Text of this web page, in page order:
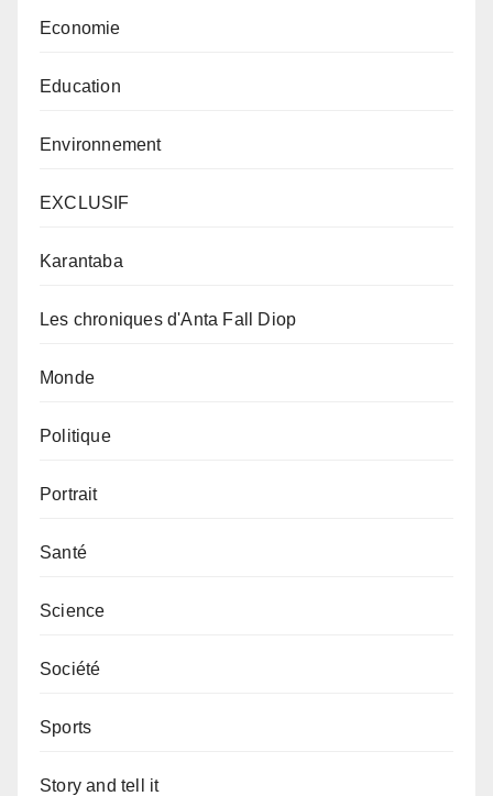
Economie
Education
Environnement
EXCLUSIF
Karantaba
Les chroniques d'Anta Fall Diop
Monde
Politique
Portrait
Santé
Science
Société
Sports
Story and tell it